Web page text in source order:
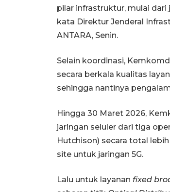
pilar infrastruktur, mulai dari
kata Direktur Jenderal
ANTARA, Senin.
Selain koordinasi,
secara berkala kualitas
sehingga nantinya
Hingga 30 Maret 2026,
jaringan seluler dari tiga
Hutchison) secara total
site untuk jaringan 5G.
Lalu untuk layanan fixed